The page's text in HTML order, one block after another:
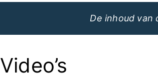
De inhoud
Video’s